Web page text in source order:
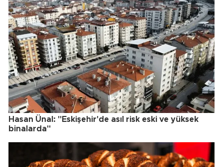
Hasan Ünal: "Eskişehir'de asıl risk eski ve yüksek
binalarda"